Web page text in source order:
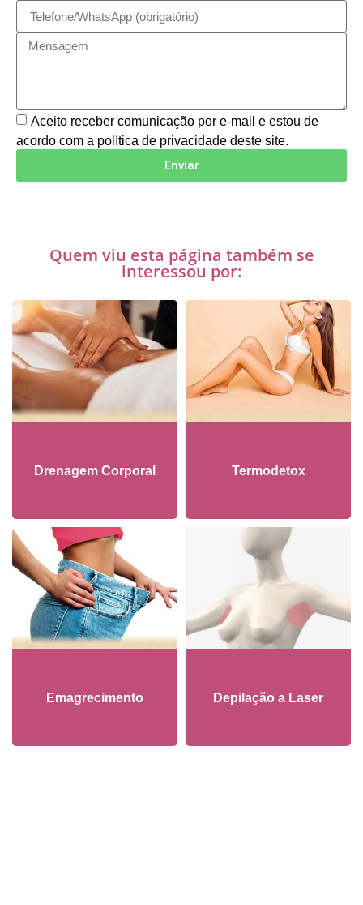
Aceito receber comunicação por e-mail e estou de
acordo com a política de privacidade deste site.
Enviar
Quem viu esta página também se
interessou por:
Drenagem Corporal Termodetox
Emagrecimento Depilação a Laser